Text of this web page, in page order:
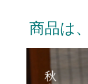
商品は